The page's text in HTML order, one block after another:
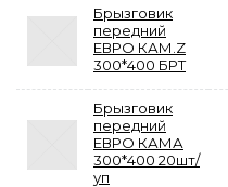
Брызговик
передний
ЕВРО КАМ.Z
300*400 БРТ
Брызговик
передний
ЕВРО КАМА
300*400 20шт/
уп